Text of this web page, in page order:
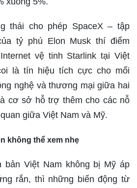
thái cho phép SpaceX – tập
tỷ phú Elon Musk thí điểm
vệ tinh Starlink tại Việt
là tín hiệu tích cực cho mối
nghệ và thương mại giữa hai
cơ sở hỗ trợ thêm cho các nỗ
giữa Việt Nam và Mỹ.
không thể xem nhẹ
bản Việt Nam không bị Mỹ áp
rắn, thì những biến động từ